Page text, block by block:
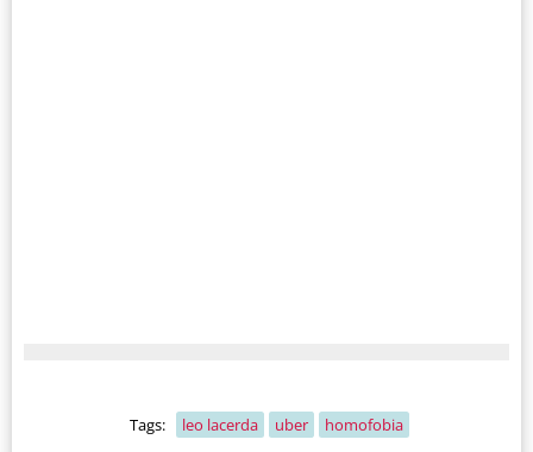
Tags: leo lacerda uber homofobia